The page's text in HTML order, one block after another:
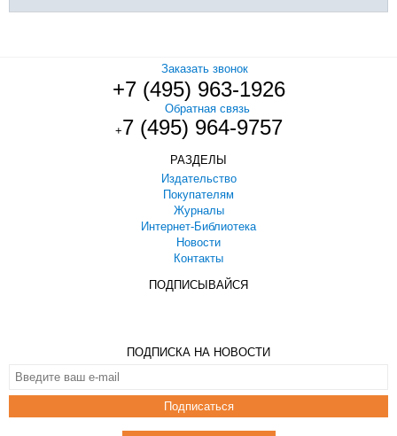
Заказать звонок
+7 (495) 963-1926
Обратная связь
+7 (495) 964-9757
РАЗДЕЛЫ
Издательство
Покупателям
Журналы
Интернет-Библиотека
Новости
Контакты
ПОДПИСЫВАЙСЯ
ПОДПИСКА НА НОВОСТИ
Подписаться